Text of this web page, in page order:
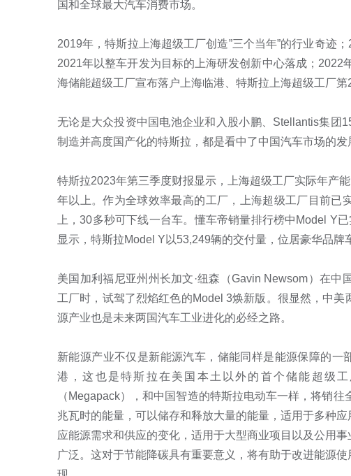
国和全球最大汽车消费市场。
2019年，特斯拉上海超级工厂创造”三个当年”的行业奇迹
2021年以整车开发为目标的上海研发创新中心落成；
海储能超级工厂宣布落户上海临港、特斯拉上海超级工厂第
无论是大众投资中国电池企业和入股小鹏、Stellantis集团
制造并高度国产化的特斯拉，都是看中了中国汽车市场的
特斯拉2023年第三季度财报显示，上海超级工厂实际年产
年以上。作为全球效率最高的工厂，上海超级工厂目前已
上，30多秒可下线一台车。懂车帝销量排行榜中Model Y
显示，特斯拉Model Y以53,249辆的交付量，位居豪华品牌
美国加利福尼亚州州长加文·纽森（Gavin Newsom）在
工厂时，试驾了烈焰红色的Model 3焕新版。很显然，中
源产业也是未来两国汽车工业进化的必经之路。
新能源产业不仅是新能源汽车，储能同样是能源保障的
港，这也是特斯拉在美国本土以外的首个储能超级
（Megapack），和中国智造的特斯拉电动车一样，将销
兆瓦时的能量，可以储存和释放大量的能量，适用于多种
应能源需求和供应的变化，适用于大型商业项目以及公用
广泛。这对于节能降碳具有重要意义，将有助于改进能源